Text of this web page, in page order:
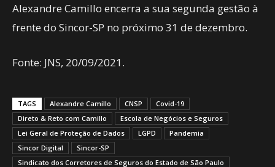
Alexandre Camillo encerra a sua segunda gestão à
frente do Sincor-SP no próximo 31 de dezembro.
Fonte: JNS, 20/09/2021.
TAGS Alexandre Camillo CNSP
Covid-19
Direto & Reto com Camillo
Escola de Negócios e Seguros
Lei Geral de Proteção de Dados
LGPD
Pandemia
Sincor Digital
Sincor-SP
Sindicato dos Corretores de Seguros do Estado de São Paulo